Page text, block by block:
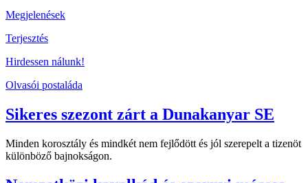
Megjelenések
Terjesztés
Hirdessen nálunk!
Olvasói postaláda
Sikeres szezont zárt a Dunakanyar SE
Minden korosztály és mindkét nem fejlődött és jól szerepelt a tizenöt
különböző bajnokságon.